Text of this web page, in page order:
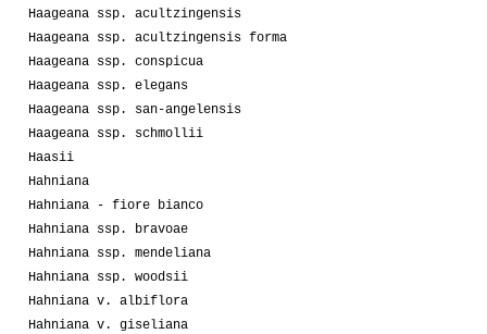
Haageana ssp. acultzingensis
Haageana ssp. acultzingensis forma
Haageana ssp. conspicua
Haageana ssp. elegans
Haageana ssp. san-angelensis
Haageana ssp. schmollii
Haasii
Hahniana
Hahniana - fiore bianco
Hahniana ssp. bravoae
Hahniana ssp. mendeliana
Hahniana ssp. woodsii
Hahniana v. albiflora
Hahniana v. giseliana